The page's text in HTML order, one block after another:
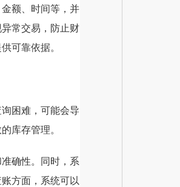
额、时间等，并
常交易，防止财
可靠依据。
困难，可能会导
库存管理。
确性。同时，系
方面，系统可以